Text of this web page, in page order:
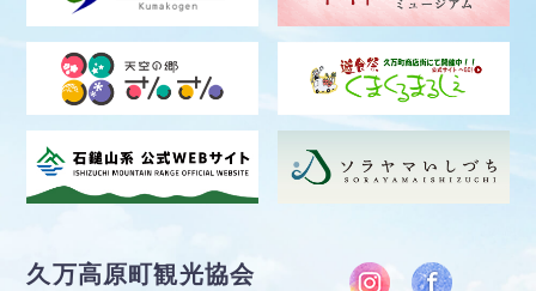
久万高原町観光協会